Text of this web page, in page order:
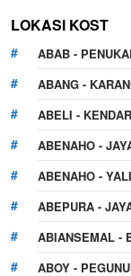
LOKASI KOST
ABAB -
ABANG -
ABELI -
ABENAHO -
ABENAHO -
ABEPURA -
ABIANSEMAL -
ABOY -